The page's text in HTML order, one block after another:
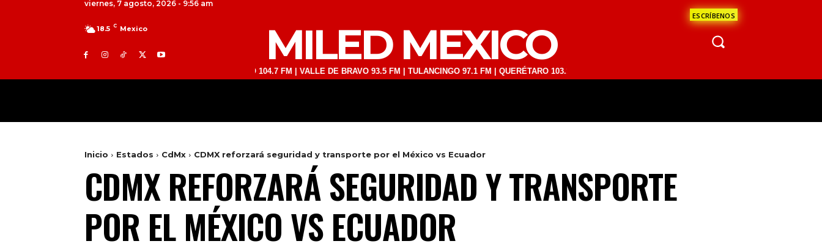
viernes, 7 agosto, 2026 - 9:56 am
ESCRÍBENOS
18.5 C Mexico MILED MEXICO
TOLUCA 98.9 FM | ATLACOMULCO 104.7 FM | VALLE DE BRAVO 93.5 FM | TULANCINGO 97.1 FM | QUERÉTARO 103.1 FM | SAN JUAN DEL RÍO 93.1 FM | GUADALAJARA 1510 AM | LA PAZ
Inicio Estados CdMx CDMX reforzará seguridad y transporte por el México vs Ecuador
CDMX REFORZARÁ SEGURIDAD Y TRANSPORTE
POR EL MÉXICO VS ECUADOR